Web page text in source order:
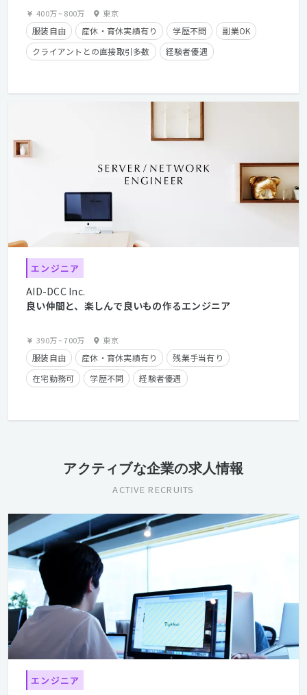
400万~800万 東京
服装自由 産休・育休実績有り 学歴不問
副業OK
クライアントとの直接取引多数
経験者優遇
エンジニア
AID-DCC Inc.
良い仲間と、楽しんで良いもの作るエンジニア
390万~700万 東京
服装自由 産休・育休実績有り
残業手当有り
在宅勤務可
学歴不問
経験者優遇
アクティブな企業の求人情報
ACTIVE RECRUITS
エンジニア